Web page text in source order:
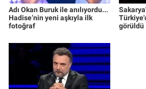
Adı Okan Buruk ile anılıyordu...
Hadise’nin yeni aşkıyla ilk
fotoğraf
görüldü